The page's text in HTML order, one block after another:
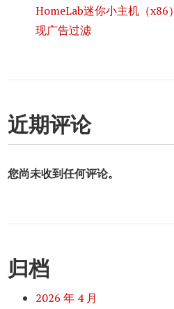
HomeLab迷你小主机（
现广告过滤
近期评论
您尚未收到任何评论。
归档
2026 年 4 月